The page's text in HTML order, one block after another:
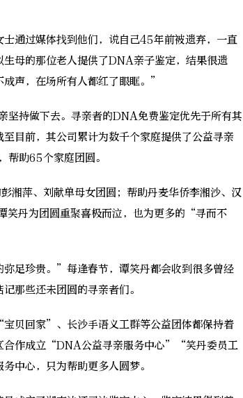
通过媒体找到他们，说自己45年前被遗弃，一直
母的那位老人提供了DNA亲子鉴定，结果很遗
声，在场所有人都红了眼眶。”
持做下去。寻亲者的DNA免费鉴定优先于所有其
目前，其公司累计为数千个家庭提供了公益寻亲
帮助65个家庭团圆。
萍、刘献单母女团圆；帮助丹麦华侨李湘沙、汉
丹为团圆重聚喜极而泣，也为更多的“寻而不
珍贵。”每逢春节，谭笑丹都会收到很多曾经
那些还未团圆的寻亲者们。
回家”、长沙手语义工群等公益团体都保持着
合作成立“DNA公益寻亲服务中心”“笑丹委员工
中心，只为帮助更多人圆梦。